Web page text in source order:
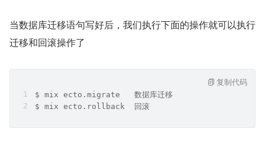
当数据库迁移语句写好后，我们执行下面的操作就可以执行
迁移和回滚操作了
$ mix ecto.migrate   数据库迁移
$ mix ecto.rollback  回滚
复制代码